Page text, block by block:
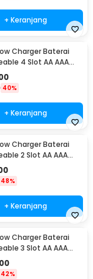
+ Keranjang
Charger Baterai
4 Slot AA AAA
PCS - DP-B02
40%
+ Keranjang
Charger Baterai
2 Slot AA AAA
- DP-B01 1200
48%
+ Keranjang
Charger Baterai
3 Slot AA AAA
PCS - DP-B33
42%